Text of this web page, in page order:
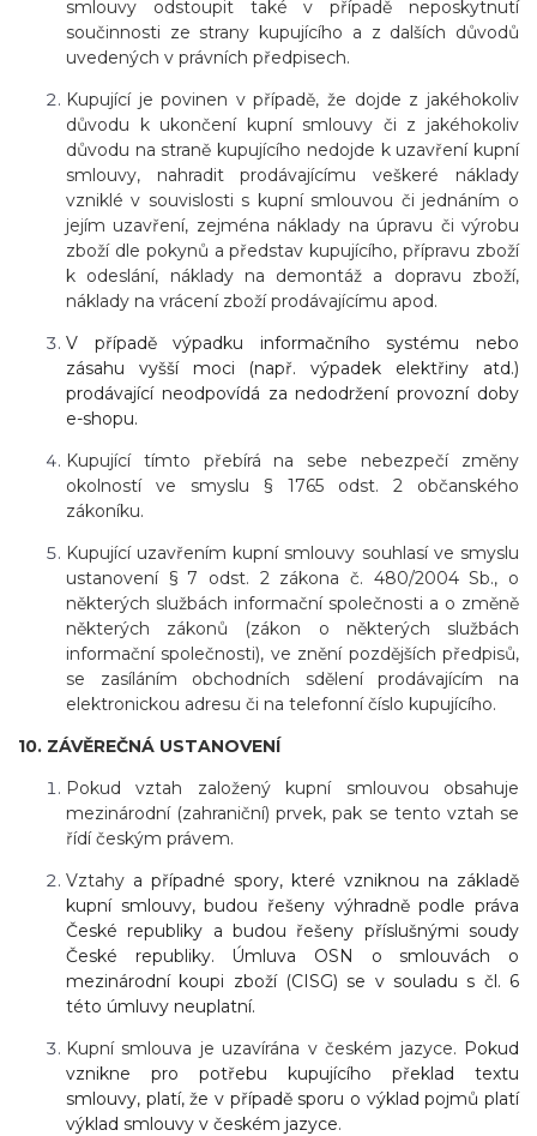
smlouvy odstoupit také v případě neposkytnutí
součinnosti ze strany kupujícího a z dalších důvodů
uvedených v právních předpisech.
Kupující je povinen v případě, že dojde z jakéhokoliv
důvodu k ukončení kupní smlouvy či z jakéhokoliv
důvodu na straně kupujícího nedojde k uzavření kupní
smlouvy, nahradit prodávajícímu veškeré náklady
vzniklé v souvislosti s kupní smlouvou či jednáním o
jejím uzavření, zejména náklady na úpravu či výrobu
zboží dle pokynů a představ kupujícího, přípravu zboží
k odeslání, náklady na demontáž a dopravu zboží,
náklady na vrácení zboží prodávajícímu apod.
V případě výpadku informačního systému nebo
zásahu vyšší moci (např. výpadek elektřiny atd.)
prodávající neodpovídá za nedodržení provozní doby
e-shopu.
Kupující tímto přebírá na sebe nebezpečí změny
okolností ve smyslu § 1765 odst. 2 občanského
zákoníku.
Kupující uzavřením kupní smlouvy souhlasí ve smyslu
ustanovení § 7 odst. 2 zákona č. 480/2004 Sb., o
některých službách informační společnosti a o změně
některých zákonů (zákon o některých službách
informační společnosti), ve znění pozdějších předpisů,
se zasíláním obchodních sdělení prodávajícím na
elektronickou adresu či na telefonní číslo kupujícího.
10. ZÁVĚREČNÁ USTANOVENÍ
Pokud vztah založený kupní smlouvou obsahuje
mezinárodní (zahraniční) prvek, pak se tento vztah se
řídí českým právem.
Vztahy a případné spory, které vzniknou na základě
kupní smlouvy, budou řešeny výhradně podle práva
České republiky a budou řešeny příslušnými soudy
České republiky. Úmluva OSN o smlouvách o
mezinárodní koupi zboží (CISG) se v souladu s čl. 6
této úmluvy neuplatní.
Kupní smlouva je uzavírána v českém jazyce. Pokud
vznikne pro potřebu kupujícího překlad textu
smlouvy, platí, že v případě sporu o výklad pojmů platí
výklad smlouvy v českém jazyce.